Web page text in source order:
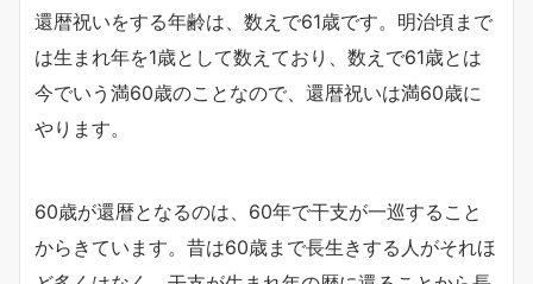
還暦祝いをする年齢は、数えで61歳です。明治頃まで
は生まれ年を1歳として数えており、数えで61歳とは
今でいう満60歳のことなので、還暦祝いは満60歳に
やります。
60歳が還暦となるのは、60年で干支が一巡すること
からきています。昔は60歳まで長生きする人がそれほ